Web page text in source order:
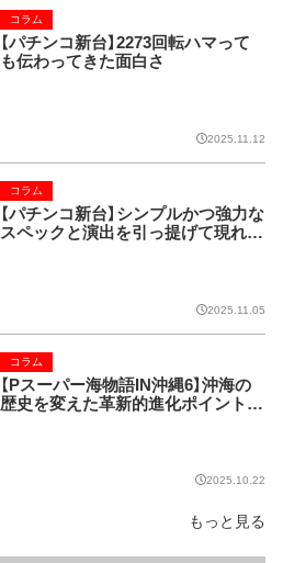
【パチンコ新台】2273回転ハマって
も伝わってきた面白さ
コラム
2025.11.12
【パチンコ新台】シンプルかつ強力な
スペックと演出を引っ提げて現れ
コラム
2025.11.05
【Pスーパー海物語IN沖縄6】沖海の
歴史を変えた革新的進化ポイントを
コラム
2025.10.22
もっと見る